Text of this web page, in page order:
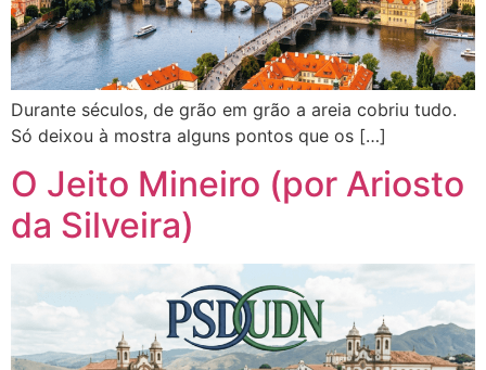
Durante séculos, de grão em grão a areia cobriu tudo.
Só deixou à mostra alguns pontos que os […]
O Jeito Mineiro (por Ariosto
da Silveira)